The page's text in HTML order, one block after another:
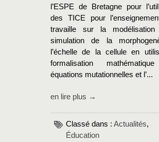
l’ESPE de Bretagne pour
des TICE pour
travaille sur la
simulation de la
l’échelle de la cellule en
formalisation
équations mutationnelles et l’...
en lire plus →
Classé dans : Actualités,
Éducation